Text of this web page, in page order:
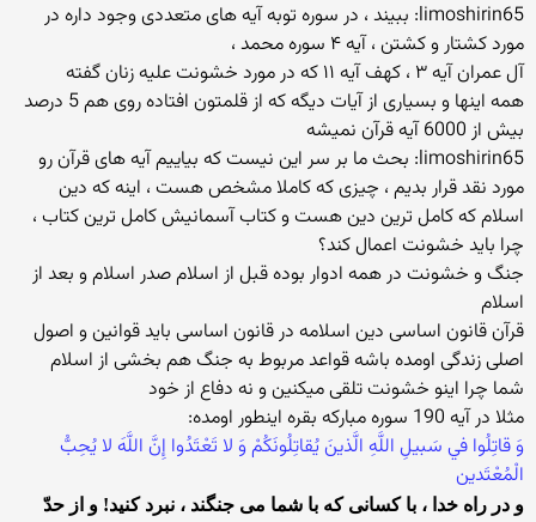
limoshirin65: ببیند ، در سوره توبه آیه های متعددی وجود داره در
مورد کشتار و کشتن ، آیه ۴ سوره محمد ،
آل عمران آیه ۳ ، کهف آیه ۱۱ که در مورد خشونت علیه زنان گفته
همه اینها و بسیاری از آیات دیگه که از قلمتون افتاده روی هم 5 درصد
بیش از 6000 آیه قرآن نمیشه
limoshirin65: بحث ما بر سر این نیست که بیاییم آیه های قرآن رو
مورد نقد قرار بدیم ، چیزی که کاملا مشخص هست ، اینه که دین
اسلام که کامل ترین دین هست و کتاب آسمانیش کامل ترین کتاب ،
چرا باید خشونت اعمال کند؟
جنگ و خشونت در همه ادوار بوده قبل از اسلام صدر اسلام و بعد از
اسلام
قرآن قانون اساسی دین اسلامه در قانون اساسی باید قوانین و اصول
اصلی زندگی اومده باشه قواعد مربوط به جنگ هم بخشی از اسلام
شما چرا اینو خشونت تلقی میکنین و نه دفاع از خود
مثلا در آیه 190 سوره مبارکه بقره اینطور اومده:
وَ قاتِلُوا في‏ سَبيلِ اللَّهِ الَّذينَ يُقاتِلُونَکُمْ وَ لا تَعْتَدُوا إِنَّ اللَّهَ لا يُحِبُّ
الْمُعْتَدين
و در راه خدا ، با کسانی که با شما می جنگند ، نبرد کنید! و از حدّ